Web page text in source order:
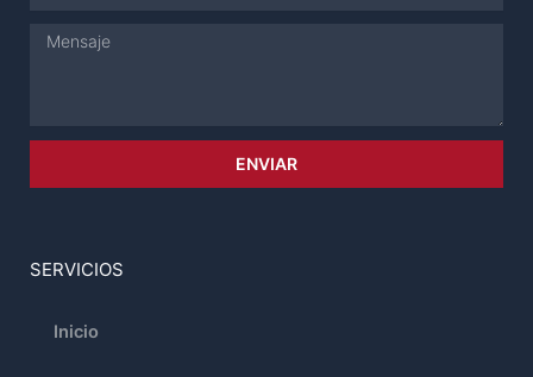
Mensaje
ENVIAR
SERVICIOS
Inicio